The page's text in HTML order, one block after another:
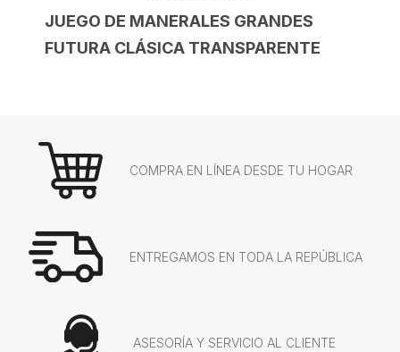
JUEGO DE MANERALES GRANDES
FUTURA CLÁSICA TRANSPARENTE
COMPRA EN LÍNEA DESDE TU HOGAR
ENTREGAMOS EN TODA LA REPÚBLICA
ASESORÍA Y SERVICIO AL CLIENTE